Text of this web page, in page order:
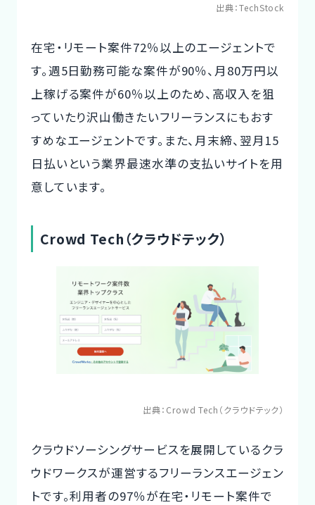
出典：TechStock
在宅・リモート案件72％以上のエージェントで
す。週5日勤務可能な案件が90％、月80万円以
上稼げる案件が60％以上のため、高収入を狙
っていたり沢山働きたいフリーランスにもおす
すめなエージェントです。また、月末締、翌月15
日払いという業界最速水準の支払いサイトを用
意しています。
Crowd Tech（クラウドテック）
出典： Crowd Tech（クラウドテック）
クラウドソーシングサービスを展開しているクラ
ウドワークスが運営するフリーランスエージェン
トです。利用者の97％が在宅・リモート案件で